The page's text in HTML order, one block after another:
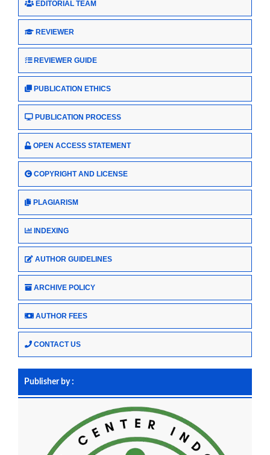
EDITORIAL TEAM
REVIEWER
REVIEWER GUIDE
PUBLICATION ETHICS
PUBLICATION PROCESS
OPEN ACCESS STATEMENT
COPYRIGHT AND LICENSE
PLAGIARISM
INDEXING
AUTHOR GUIDELINES
ARCHIVE POLICY
AUTHOR FEES
CONTACT US
Publisher by :